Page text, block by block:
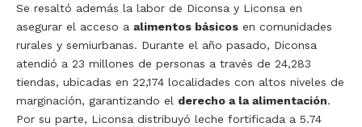
Se resaltó además la labor de Diconsa y Liconsa en
asegurar el acceso a alimentos básicos en comunidades
rurales y semiurbanas. Durante el año pasado, Diconsa
atendió a 23 millones de personas a través de 24,283
tiendas, ubicadas en 22,174 localidades con altos niveles de
marginación, garantizando el derecho a la alimentación.
Por su parte, Liconsa distribuyó leche fortificada a 5.74